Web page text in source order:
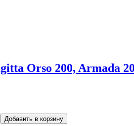
Orso 200, Armada